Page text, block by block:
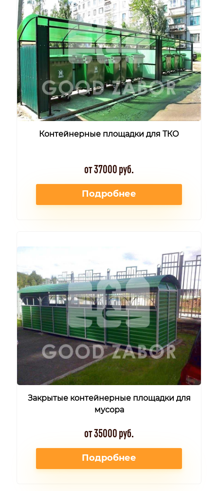
Контейнерные площадки для ТКО
от 37000 руб.
Подробнее
Закрытые контейнерные площадки для
мусора
от 35000 руб.
Подробнее